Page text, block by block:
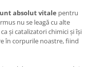
absolut vitale pentru
nu se leagă cu alte
și catalizatori chimici și își
în corpurile noastre, fiind